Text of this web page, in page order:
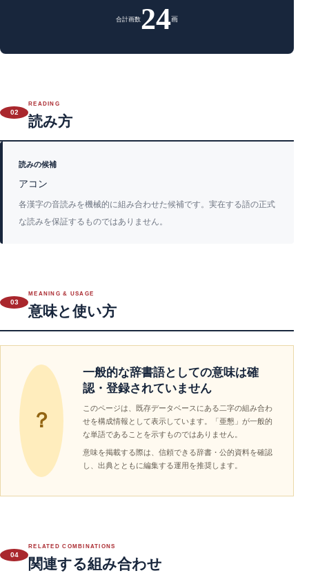
合計画数24画
02
READING
読み方
読みの候補
アコン
各漢字の音読みを機械的に組み合わせた候補です。実在する語の正式
な読みを保証するものではありません。
03
MEANING & USAGE
意味と使い方
？
一般的な辞書語としての意味は確
認・登録されていません
このページは、既存データベースにある二字の組み合わ
せを構成情報として表示しています。「亜懇」が一般的
な単語であることを示すものではありません。
意味を掲載する際は、信頼できる辞書・公的資料を確認
し、出典とともに編集する運用を推奨します。
04
RELATED COMBINATIONS
関連する組み合わせ